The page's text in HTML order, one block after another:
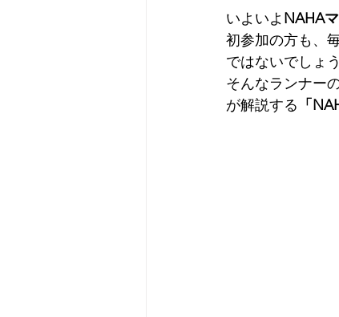
いよいよ NAHA
初参加の方も、
ではないでしょう
そんなランナー
が解説する 「